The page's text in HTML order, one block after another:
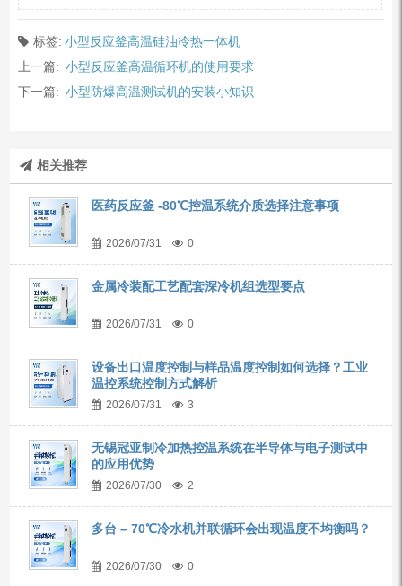
标签: 小型反应釜高温硅油冷热一体机
上一篇: 小型反应釜高温循环机的使用要求
下一篇: 小型防爆高温测试机的安装小知识
相关推荐
医药反应釜 -80℃控温系统介质选择注意事项
2026/07/31 0
金属冷装配工艺配套深冷机组选型要点
2026/07/31 0
设备出口温度控制与样品温度控制如何选择？工业
温控系统控制方式解析
2026/07/31 3
无锡冠亚制冷加热控温系统在半导体与电子测试中
的应用优势
2026/07/30 2
多台 – 70℃冷水机并联循环会出现温度不均衡吗？
2026/07/30 0